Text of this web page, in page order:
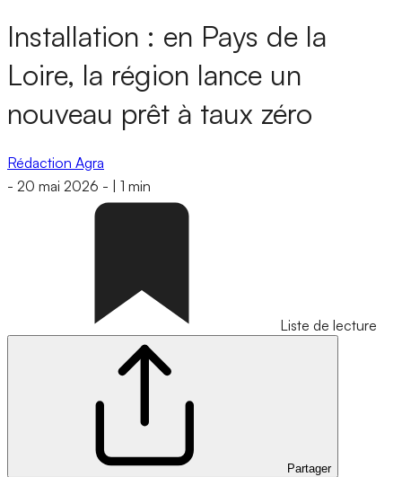
Installation : en Pays de la
Loire, la région lance un
nouveau prêt à taux zéro
Rédaction Agra
- 20 mai 2026 - 1 min
Liste de lecture
Partager